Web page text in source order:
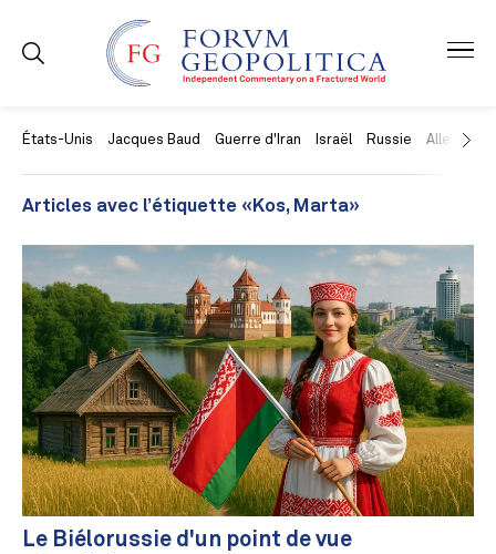
États-Unis Jacques Baud Guerre d'Iran Israël Russie Allemagne
Articles avec l’étiquette «Kos, Marta»
Le Biélorussie d'un point de vue